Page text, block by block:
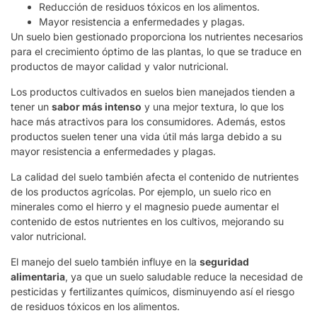
Reducción de residuos tóxicos en los alimentos.
Mayor resistencia a enfermedades y plagas.
Un suelo bien gestionado proporciona los nutrientes necesarios
para el crecimiento óptimo de las plantas, lo que se traduce en
productos de mayor calidad y valor nutricional.
Los productos cultivados en suelos bien manejados tienden a
tener un sabor más intenso y una mejor textura, lo que los
hace más atractivos para los consumidores. Además, estos
productos suelen tener una vida útil más larga debido a su
mayor resistencia a enfermedades y plagas.
La calidad del suelo también afecta el contenido de nutrientes
de los productos agrícolas. Por ejemplo, un suelo rico en
minerales como el hierro y el magnesio puede aumentar el
contenido de estos nutrientes en los cultivos, mejorando su
valor nutricional.
El manejo del suelo también influye en la seguridad
alimentaria, ya que un suelo saludable reduce la necesidad de
pesticidas y fertilizantes químicos, disminuyendo así el riesgo
de residuos tóxicos en los alimentos.